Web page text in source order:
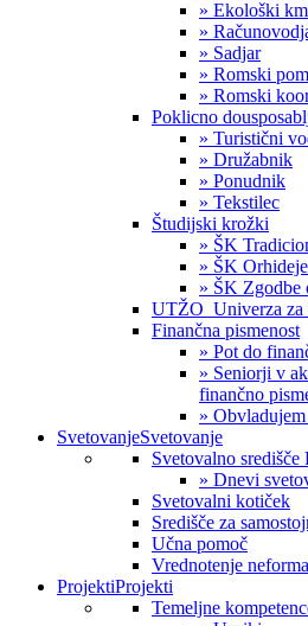
» Ekološki
»
» Sadjar
» Romski
» Romski
Poklicno
» Turistični
» Družabnik
» Ponudnik
» Tekstilec
Študijski krožki
» ŠK
» ŠK
» ŠK Zgodbe
UTŽO_Univerza za
Finančna pismenost
» Pot do
» Seniorji v
finančno
»
SvetovanjeSvetovanje
Svetovalno središče
» Dnevi
Svetovalni kotiček
Središče za
Učna pomoč
Vrednotenje
ProjektiProjekti
Temeljne